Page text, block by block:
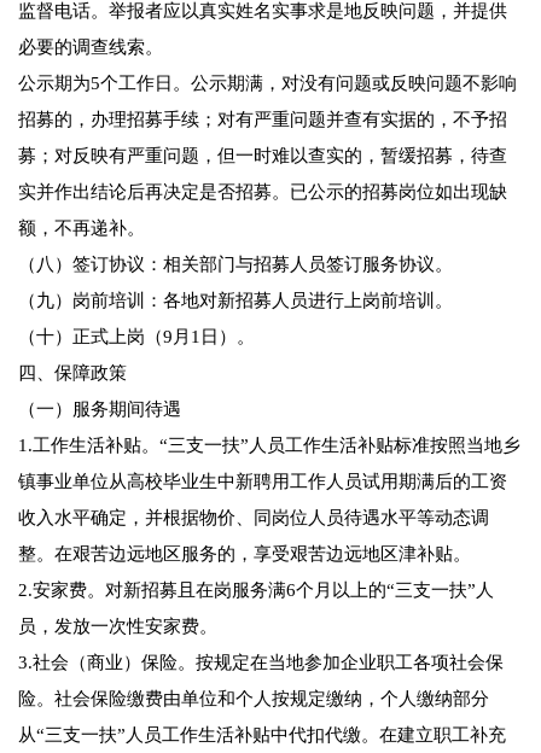
监督电话。举报者应以真实姓名实事求是地反映问题，并提供
必要的调查线索。
公示期为5个工作日。公示期满，对没有问题或反映问题不影响
招募的，办理招募手续；对有严重问题并查有实据的，不予招
募；对反映有严重问题，但一时难以查实的，暂缓招募，待查
实并作出结论后再决定是否招募。已公示的招募岗位如出现缺
额，不再递补。
（八）签订协议：相关部门与招募人员签订服务协议。
（九）岗前培训：各地对新招募人员进行上岗前培训。
（十）正式上岗（9月1日）。
四、保障政策
（一）服务期间待遇
1.工作生活补贴。“三支一扶”人员工作生活补贴标准按照当地乡
镇事业单位从高校毕业生中新聘用工作人员试用期满后的工资
收入水平确定，并根据物价、同岗位人员待遇水平等动态调
整。在艰苦边远地区服务的，享受艰苦边远地区津补贴。
2.安家费。对新招募且在岗服务满6个月以上的“三支一扶”人
员，发放一次性安家费。
3.社会（商业）保险。按规定在当地参加企业职工各项社会保
险。社会保险缴费由单位和个人按规定缴纳，个人缴纳部分
从“三支一扶”人员工作生活补贴中代扣代缴。在建立职工补充